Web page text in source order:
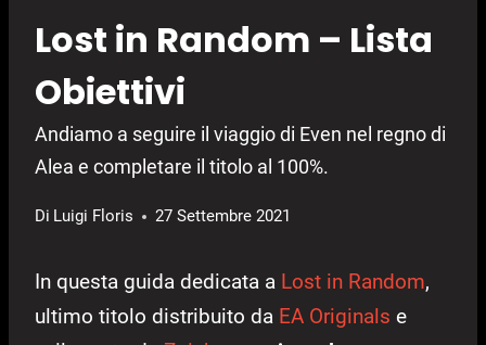
Lost in Random – Lista
Obiettivi
Andiamo a seguire il viaggio di Even nel regno di
Alea e completare il titolo al 100%.
Di Luigi Floris 27 Settembre 2021
In questa guida dedicata a Lost in Random,
ultimo titolo distribuito da EA Originals e